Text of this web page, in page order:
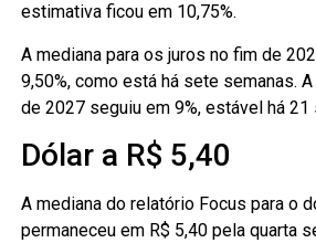
estimativa ficou em 10,75%.
A mediana para os juros no fim de
9,50%, como está há sete semanas.
de 2027 seguiu em 9%, estável há 21
Dólar a R$ 5,40
A mediana do relatório Focus para o
permaneceu em R$ 5,40 pela quarta